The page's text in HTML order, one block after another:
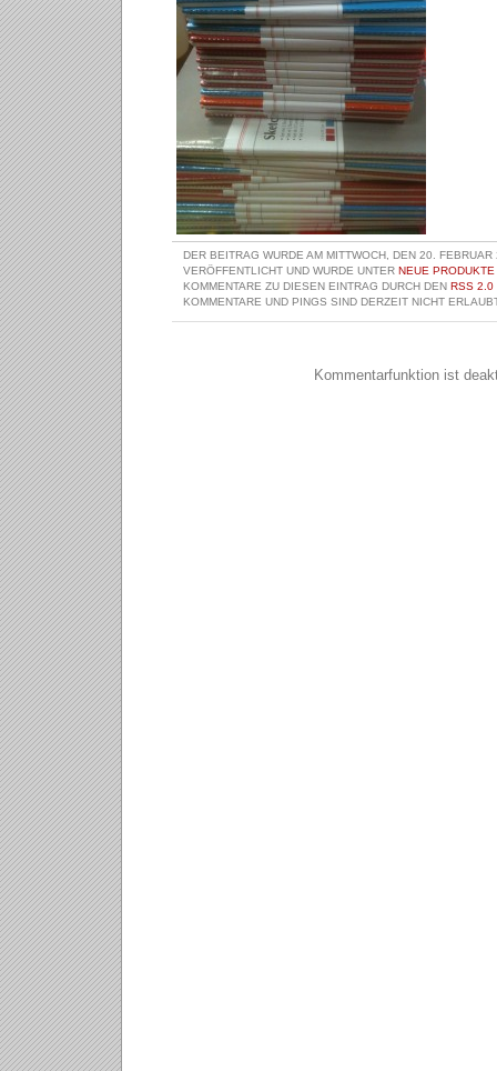
DER BEITRAG WURDE AM MITTWOCH, DEN 20.
VERÖFFENTLICHT UND WURDE UNTER NEUE PRODUKTE
KOMMENTARE ZU DIESEN EINTRAG DURCH DEN RSS 2.0
KOMMENTARE UND PINGS SIND DERZEIT NICHT
Kommentarfunktion ist